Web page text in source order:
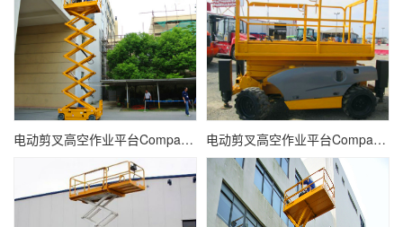
电动剪叉高空作业平台Compact 14 电动剪叉高空作业平台Compact 12RTE